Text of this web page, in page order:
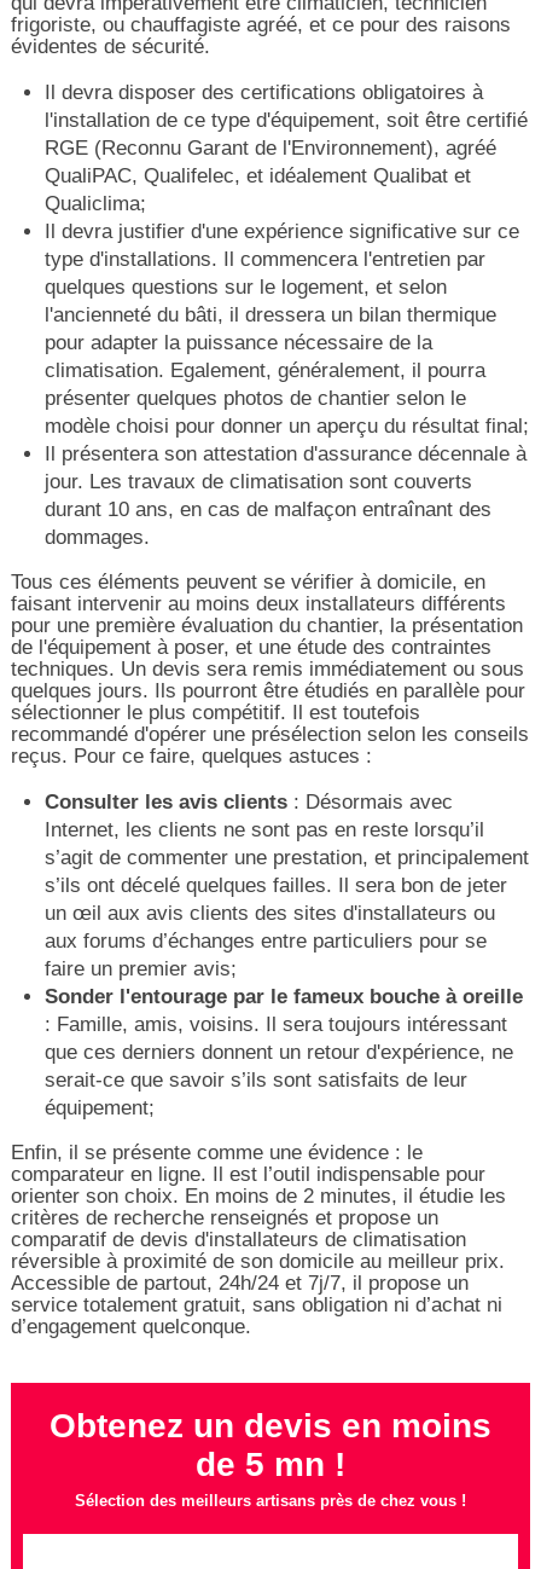
frigoriste, ou chauffagiste agréé, et ce pour des raisons
évidentes de sécurité.
Il devra disposer des certifications obligatoires à
l'installation de ce type d'équipement, soit être certifié
RGE (Reconnu Garant de l'Environnement), agréé
QualiPAC, Qualifelec, et idéalement Qualibat et
Qualiclima;
Il devra justifier d'une expérience significative sur ce
type d'installations. Il commencera l'entretien par
quelques questions sur le logement, et selon
l'ancienneté du bâti, il dressera un bilan thermique
pour adapter la puissance nécessaire de la
climatisation. Egalement, généralement, il pourra
présenter quelques photos de chantier selon le
modèle choisi pour donner un aperçu du résultat final;
Il présentera son attestation d'assurance décennale à
jour. Les travaux de climatisation sont couverts
durant 10 ans, en cas de malfaçon entraînant des
dommages.
Tous ces éléments peuvent se vérifier à domicile, en
faisant intervenir au moins deux installateurs différents
pour une première évaluation du chantier, la présentation
de l'équipement à poser, et une étude des contraintes
techniques. Un devis sera remis immédiatement ou sous
quelques jours. Ils pourront être étudiés en parallèle pour
sélectionner le plus compétitif. Il est toutefois
recommandé d'opérer une présélection selon les conseils
reçus. Pour ce faire, quelques astuces :
Consulter les avis clients: Désormais avec
Internet, les clients ne sont pas en reste lorsqu’il
s’agit de commenter une prestation, et principalement
s’ils ont décelé quelques failles. Il sera bon de jeter
un œil aux avis clients des sites d'installateurs ou
aux forums d’échanges entre particuliers pour se
faire un premier avis;
Sonder l'entourage par le fameux bouche à oreille
: Famille, amis, voisins. Il sera toujours intéressant
que ces derniers donnent un retour d'expérience, ne
serait-ce que savoir s’ils sont satisfaits de leur
équipement;
Enfin, il se présente comme une évidence : le
comparateur en ligne. Il est l’outil indispensable pour
orienter son choix. En moins de 2 minutes, il étudie les
critères de recherche renseignés et propose un
comparatif de devis d'installateurs de climatisation
réversible à proximité de son domicile au meilleur prix.
Accessible de partout, 24h/24 et 7j/7, il propose un
service totalement gratuit, sans obligation ni d’achat ni
d’engagement quelconque.
Obtenez un devis en moins
de 5 mn !
Sélection des meilleurs artisans près de chez vous !